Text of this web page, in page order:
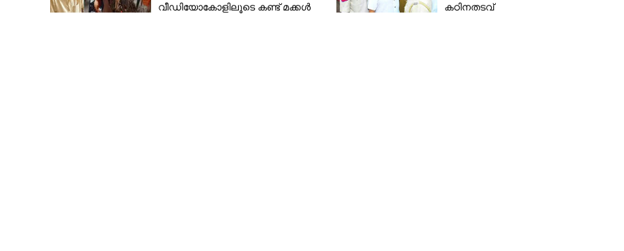
വീഡിയോകോളിലൂടെ കണ്ട് മക്കൾ
കഠിനതടവ്